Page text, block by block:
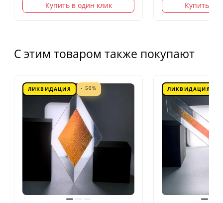
Купить в один клик Купить в
С этим товаром также покупают
ЛИКВИДАЦИЯ - 50% ЛИКВИДАЦИЯ